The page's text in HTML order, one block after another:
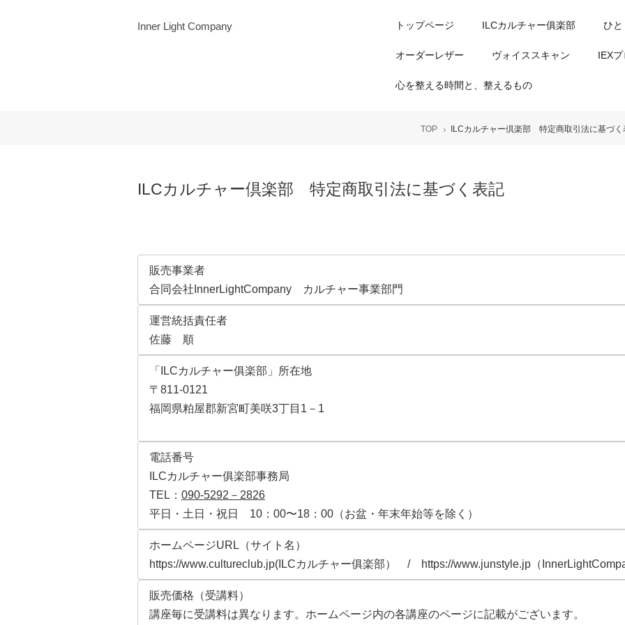
Inner Light Company トップページ ILCカルチャー俱楽部 ひと
オーダーレザー ヴォイススキャン IEX
心を整える時間と、整えるもの
TOP ILCカルチャー倶楽部 特定商取引法に基づく
ILCカルチャー倶楽部 特定商取引法に基づく表記
販売事業者
合同会社InnerLightCompany カルチャー事業部門
運営統括責任者
佐藤 順
「ILCカルチャー俱楽部」所在地
〒811-0121
福岡県粕屋郡新宮町美咲3丁目1－1
電話番号
ILCカルチャー俱楽部事務局
TEL： 090-5292－2826
平日・土日・祝日 10：00〜18：00（お盆・年末年始等を除く）
ホームページURL（サイト名）
https://www.cultureclub.jp(ILCカルチャー俱楽部） / https://www.junstyle.jp（
販売価格（受講料）
講座毎に受講料は異なります。ホームページ内の各講座のページに記載がございます。